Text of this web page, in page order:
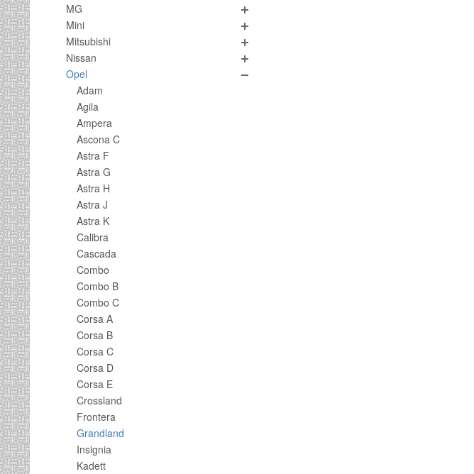
MG
Mini
Mitsubishi
Nissan
Opel
Adam
Agila
Ampera
Ascona C
Astra F
Astra G
Astra H
Astra J
Astra K
Calibra
Cascada
Combo
Combo B
Combo C
Corsa A
Corsa B
Corsa C
Corsa D
Corsa E
Crossland
Frontera
Grandland
Insignia
Kadett